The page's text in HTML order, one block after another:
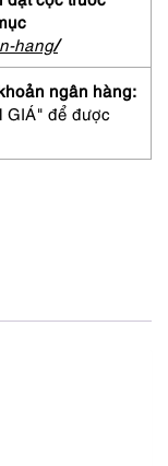
hang/
ngân hàng:
GIÁ" để được